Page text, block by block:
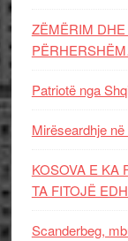
ZËMËRIM
Patriotë nga
Mirëseardhje
KOSOVA E KA
TA FITOJË
Scanderbeg,